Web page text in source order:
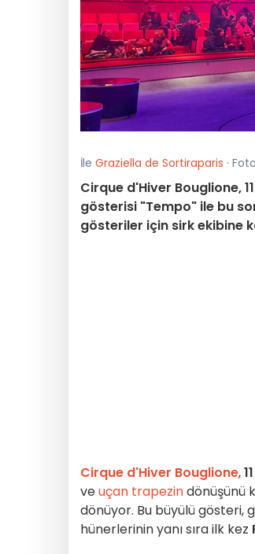
İle Graziella de Sortiraparis ·
Cirque d'Hiver Bouglione,
gösterisi "Tempo" ile bu
gösteriler için sirk ekibine
Cirque d'Hiver Bouglione,
veuçan trapezindönüşünü
dönüyor. Bu büyülü gösteri,
hünerlerinin yanı sıra ilk kez